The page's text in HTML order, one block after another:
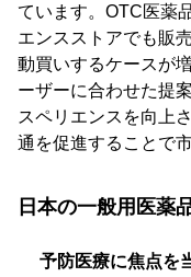
ています。OTC医薬
エンスストアでも販
動買いするケースが
ーザーに合わせた提
スペリエンスを向上
通を促進することで
日本の一般用医薬
予防医療に焦点を